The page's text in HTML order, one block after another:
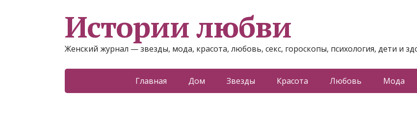
Истории любви
Женский журнал — звезды, мода, красота, любовь, секс, гороскопы, психология, дети и
Главная Дом Звезды Красота Любовь Мода